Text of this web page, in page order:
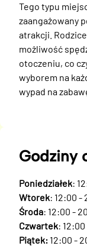
Tego typu
zaangażowany
atrakcji.
możliwość
otoczeniu, co
wyborem na
wypad na
Godziny
Poniedziałek:
Wtorek: 12:00 -
Środa: 12:00 -
Czwartek:
Piątek: 12:00 -